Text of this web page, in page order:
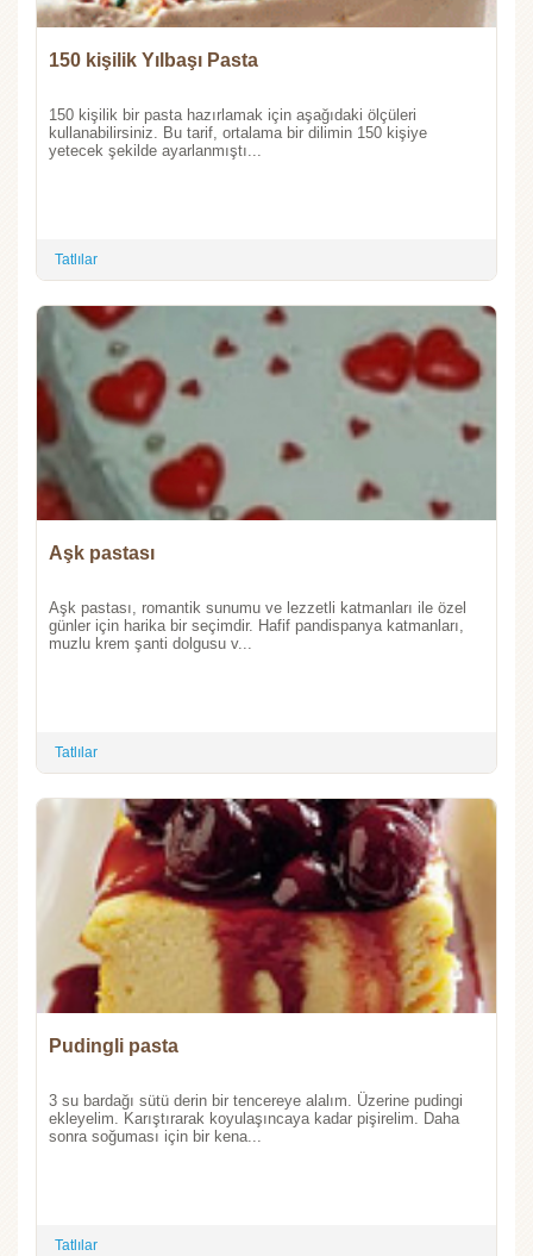
150 kişilik Yılbaşı Pasta
150 kişilik bir pasta hazırlamak için aşağıdaki ölçüleri
kullanabilirsiniz. Bu tarif, ortalama bir dilimin 150 kişiye
yetecek şekilde ayarlanmıştı...
Tatlılar
Aşk pastası
Aşk pastası, romantik sunumu ve lezzetli katmanları ile özel
günler için harika bir seçimdir. Hafif pandispanya katmanları,
muzlu krem şanti dolgusu v...
Tatlılar
Pudingli pasta
3 su bardağı sütü derin bir tencereye alalım. Üzerine pudingi
ekleyelim. Karıştırarak koyulaşıncaya kadar pişirelim. Daha
sonra soğuması için bir kena...
Tatlılar